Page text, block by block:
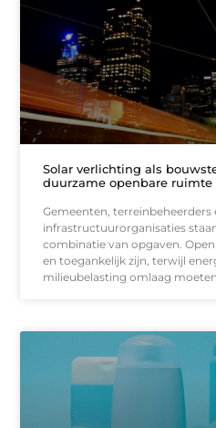
Solar verlichting als
duurzame openbare ruimte
Gemeenten, terreinbeheerders
infrastructuurorganisaties
combinatie van opgaven.
en toegankelijk zijn, terwijl
milieubelasting omlaag moeten.